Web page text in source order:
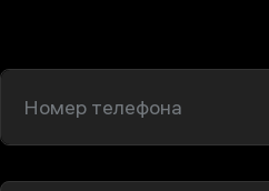
Номер телефона